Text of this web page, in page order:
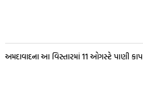
અમદાવાદના આ વિસ્તારમાં 11 ઓગસ્ટે પાણી કાપ